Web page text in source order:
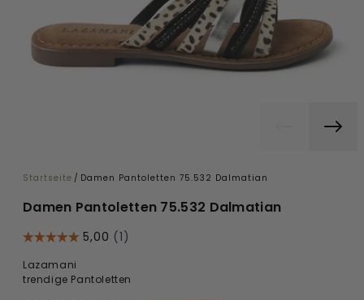
Startseite / Damen Pantoletten 75.532 Dalmatian
Damen Pantoletten 75.532 Dalmatian
Lazamani
trendige Pantoletten